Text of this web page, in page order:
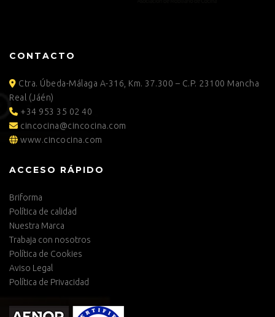
CONTACTO
Ctra. Úbeda-Málaga A-316, Km. 37.300 – C.P. 23100 Mancha
Real (Jáén)
+34 953 35 02 40
cincocina@cincocina.com
www.cincocina.com
ACCESO RÁPIDO
Briforma
Política de calidad
Nuestra Marca
Trabaja con nosotros
Política de Cookies
Aviso Legal
Política de Privacidad